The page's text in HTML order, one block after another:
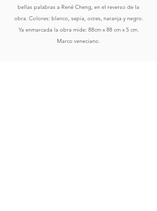
bellas palabras a René Cheng, en el reverso de la
obra. Colores: blanco, sepia, ocres, naranja y negro.
Ya enmarcada la obra mide: 88cm x 88 cm x 5 cm.
Marco veneciano.